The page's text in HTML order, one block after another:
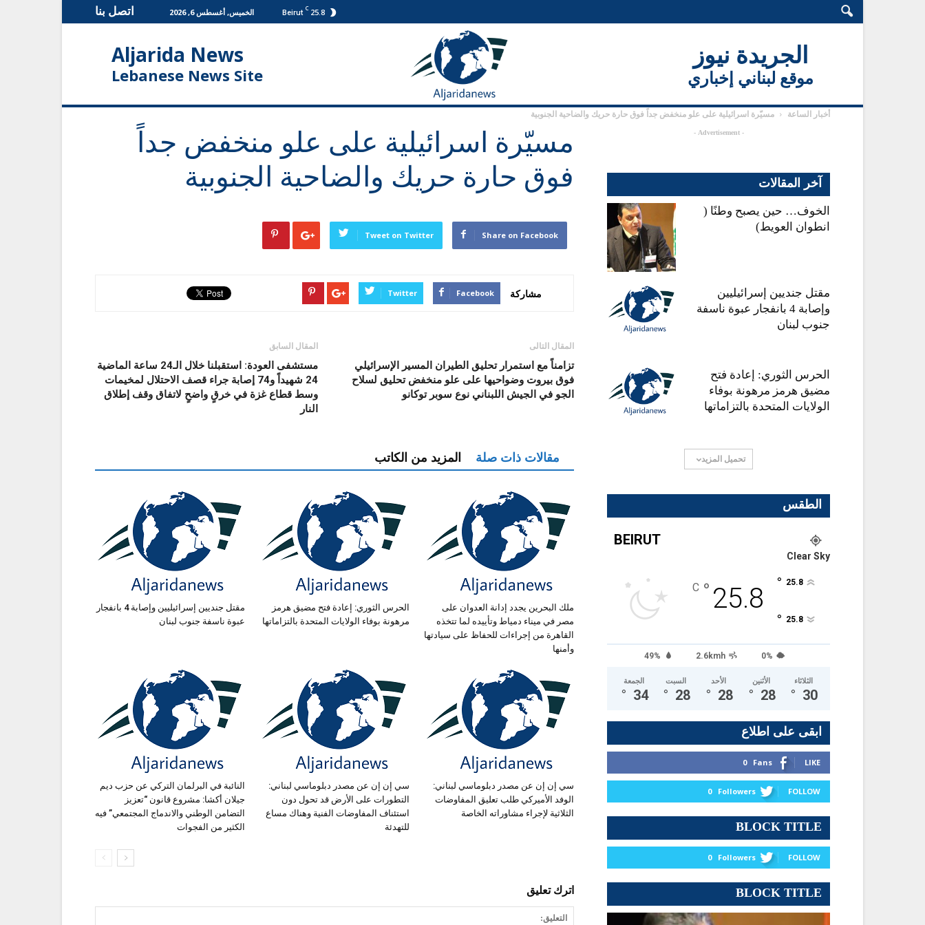
25.8
C
Beirut الخميس, أغسطس 6, 2026 اتصل بنا
Aljarida News
Lebanese News Site
الجريدة نيوز
موقع لبناني إخباري
أخبار الساعة مسيّرة اسرائيلية على علو منخفض جداً فوق حارة حريك والضاحية الجنوبية
مسيّرة اسرائيلية على علو منخفض جداً
فوق حارة حريك والضاحية الجنوبية
Share on Facebook
Tweet on Twitter
مشاركة Facebook
Twitter
المقال السابق
مستشفى العودة: استقبلنا خلال الـ24 ساعة الماضية
24 شهيداً و74 إصابة جراء قصف الاحتلال لمخيمات
وسط قطاع غزة في خرقٍ واضحٍ لاتفاق وقف إطلاق
النار
المقال التالى
تزامناً مع استمرار تحليق الطيران المسير الإسرائيلي
فوق بيروت وضواحيها على علو منخفض تحليق لسلاح
الجو في الجيش اللبناني نوع سوبر توكانو
مقالات ذات صلة المزيد من الكاتب
مقتل جنديين إسرائيليين وإصابة 4 بانفجار
عبوة ناسفة جنوب لبنان
الحرس الثوري: إعادة فتح مضيق هرمز
مرهونة بوفاء الولايات المتحدة بالتزاماتها
ملك البحرين يجدد إدانة العدوان على
مصر في ميناء دمياط وتأييده لما تتخذه
القاهرة من إجراءات للحفاظ على سيادتها
وأمنها
النائبة في البرلمان التركي عن حزب ديم
جيلان أكشا: مشروع قانون “تعزيز
التضامن الوطني والاندماج المجتمعي” فيه
الكثير من الفجوات
سي إن إن عن مصدر دبلوماسي لبناني:
التطورات على الأرض قد تحول دون
استئناف المفاوضات الفنية وهناك مساع
للتهدئة
سي إن إن عن مصدر دبلوماسي لبناني:
الوفد الأميركي طلب تعليق المفاوضات
الثلاثية لإجراء مشاوراته الخاصة
اترك تعليق
- Advertisement -
آخر المقالات
الخوف… حين يصبح وطنًا (
انطوان العويط)
مقتل جنديين إسرائيليين
وإصابة 4 بانفجار عبوة ناسفة
جنوب لبنان
الحرس الثوري: إعادة فتح
مضيق هرمز مرهونة بوفاء
الولايات المتحدة بالتزاماتها
تحميل المزيد
الطقس
BEIRUT
Clear Sky
25.8
°
C 25.8
°
25.8
°
49% 2.6kmh 0%
الجمعة
34
°
السبت
28
°
الأحد
28
°
الأثنين
28
°
الثلاثاء
30
°
ابقى على اطلاع
0 Fans LIKE
0 Followers FOLLOW
BLOCK TITLE
0 Followers FOLLOW
BLOCK TITLE